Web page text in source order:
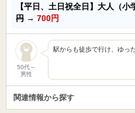
【平日、土日祝全日】大人（小
円 → 700円
50代～
男性
駅からも徒歩で行け、ゆっ
関連情報から探す